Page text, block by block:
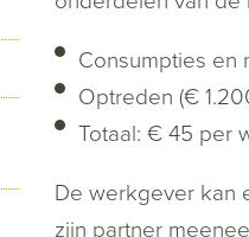
Consumpties en
Optreden (€
Totaal: € 45 per
De werkgever kan
zijn partner